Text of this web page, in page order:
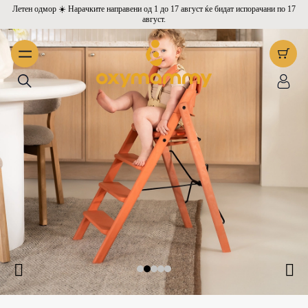
Летен одмор ☀️ Нарачките направени од 1 до 17 август ќе бидат испорачани по 17
август.